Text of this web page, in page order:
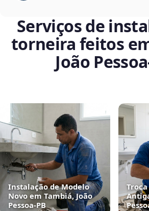
Serviços de
torneira feitos
João
Instalação de Modelo
Novo em Tambiá, João
Pessoa‑PB